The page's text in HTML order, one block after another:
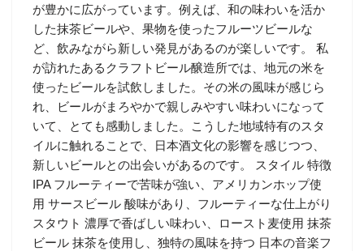
が豊かに広がっています。例えば、和の味わいを活か
した抹茶ビールや、果物を使ったフルーツビールな
ど、飲みながら新しい発見があるのが楽しいです。 私
が訪れたあるクラフトビール醸造所では、地元の米を
使ったビールを試飲しました。その米の風味が感じら
れ、ビールがまろやかで親しみやすい味わいになって
いて、とても感動しました。こうした地域特有のスタ
イルに触れることで、日本酒文化の影響を感じつつ、
新しいビールとの出会いがあるのです。 スタイル 特徴
IPA フルーティーで苦味が強い、アメリカンホップ使
用 サースビール 酸味があり、フルーティーな仕上がり
スタウト 濃厚で香ばしい味わい、ロースト麦使用 抹茶
ビール 抹茶を使用し、独特の風味を持つ 日本の音楽フ